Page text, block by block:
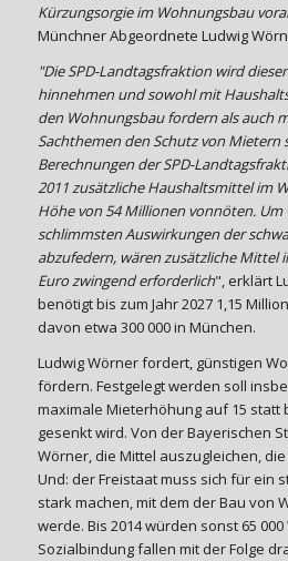
Kürzungsorgie im Wohnungsbau
Münchner Abgeordnete Ludwig
"Die SPD-Landtagsfraktion wird
hinnehmen und sowohl mit
den Wohnungsbau fordern als auch
Sachthemen den Schutz von Mietern
Berechnungen der SPD-
2011 zusätzliche Haushaltsmittel im
Höhe von 54 Millionen vonnöten. Um
schlimmsten Auswirkungen der
abzufedern, wären zusätzliche Mittel
Euro zwingend erforderlich", erklärt
benötigt bis zum Jahr 2027 1,15
davon etwa 300 000 in München.
Ludwig Wörner fordert, günstigen
fördern. Festgelegt werden soll
maximale Mieterhöhung auf 15 statt
gesenkt wird. Von der Bayerischen
Wörner, die Mittel auszugleichen,
Und: der Freistaat muss sich für ein
stark machen, mit dem der Bau von
werde. Bis 2014 würden sonst 65
Sozialbindung fallen mit der Folge